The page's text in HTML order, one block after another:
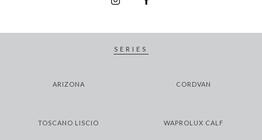
SERIES
ARIZONA CORDVAN
TOSCANO LISCIO WAPROLUX CALF